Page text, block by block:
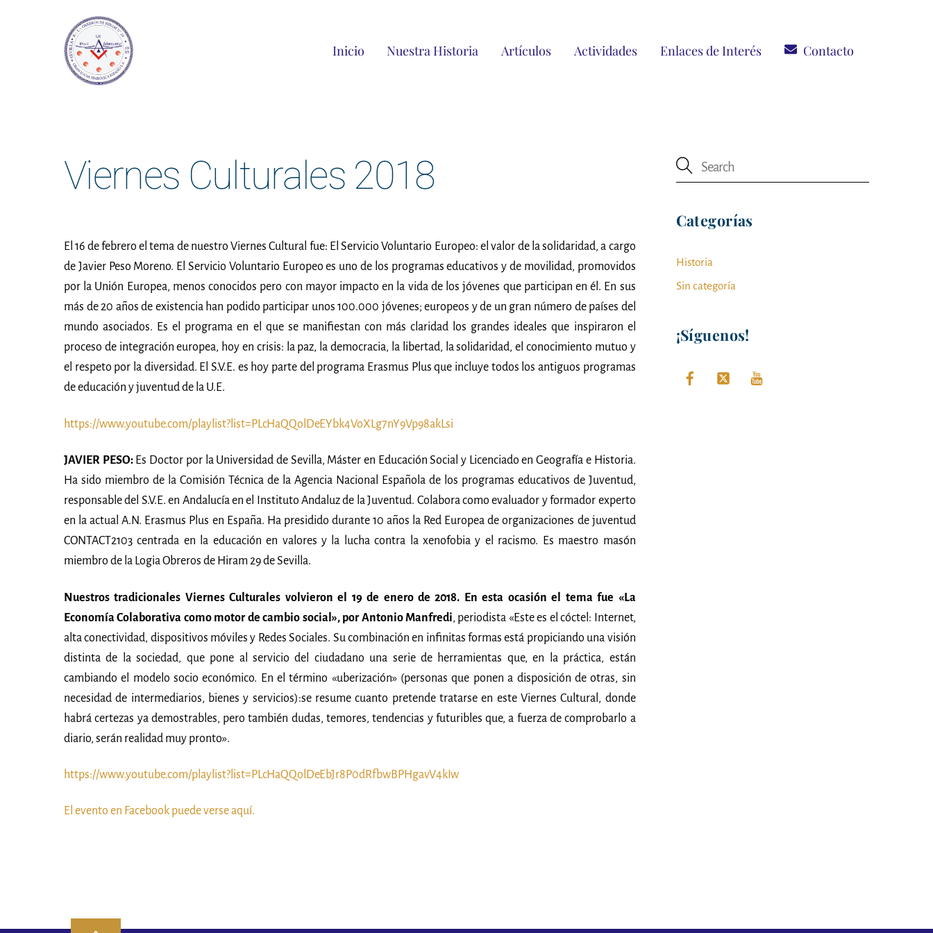
Inicio Nuestra Historia Artículos Actividades Enlaces de Interés Contacto
Viernes Culturales 2018
El 16 de febrero el tema de nuestro Viernes Cultural fue: El Servicio Voluntario Europeo: el valor de la solidaridad, a cargo
de Javier Peso Moreno. El Servicio Voluntario Europeo es uno de los programas educativos y de movilidad, promovidos
por la Unión Europea, menos conocidos pero con mayor impacto en la vida de los jóvenes que participan en él. En sus
más de 20 años de existencia han podido participar unos 100.000 jóvenes; europeos y de un gran número de países del
mundo asociados. Es el programa en el que se manifiestan con más claridad los grandes ideales que inspiraron el
proceso de integración europea, hoy en crisis: la paz, la democracia, la libertad, la solidaridad, el conocimiento mutuo y
el respeto por la diversidad. El S.V.E. es hoy parte del programa Erasmus Plus que incluye todos los antiguos programas
de educación y juventud de la U.E.
https://www.youtube.com/playlist?list=PLcHaQQolDeEYbk4VoXLg7nY9Vp98akLsi
JAVIER PESO:Es Doctor por la Universidad de Sevilla, Máster en Educación Social y Licenciado en Geografía e Historia.
Ha sido miembro de la Comisión Técnica de la Agencia Nacional Española de los programas educativos de Juventud,
responsable del S.V.E. en Andalucía en el Instituto Andaluz de la Juventud. Colabora como evaluador y formador experto
en la actual A.N. Erasmus Plus en España. Ha presidido durante 10 años la Red Europea de organizaciones de juventud
CONTACT2103 centrada en la educación en valores y la lucha contra la xenofobia y el racismo. Es maestro masón
miembro de la Logia Obreros de Hiram 29 de Sevilla.
Nuestros tradicionales Viernes Culturales volvieron el 19 de enero de 2018. En esta ocasión el tema fue «La
Economía Colaborativa como motor de cambio social», por Antonio Manfredi, periodista «Este es el cóctel: Internet,
alta conectividad, dispositivos móviles y Redes Sociales. Su combinación en infinitas formas está propiciando una visión
distinta de la sociedad, que pone al servicio del ciudadano una serie de herramientas que, en la práctica, están
cambiando el modelo socio económico. En el término «uberización» (personas que ponen a disposición de otras, sin
necesidad de intermediarios, bienes y servicios):se resume cuanto pretende tratarse en este Viernes Cultural, donde
habrá certezas ya demostrables, pero también dudas, temores, tendencias y futuribles que, a fuerza de comprobarlo a
diario, serán realidad muy pronto».
https://www.youtube.com/playlist?list=PLcHaQQolDeEbJr8P0dRfbwBPHgavV4kIw
El evento en Facebook puede verse aquí.
Categorías
Historia
Sin categoría
¡Síguenos!